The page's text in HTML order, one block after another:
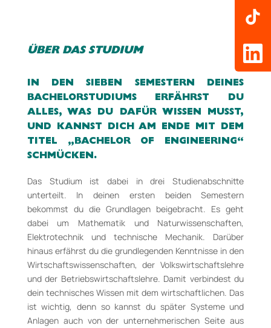
ÜBER DAS STUDIUM
IN DEN SIEBEN SEMESTERN DEINES
BACHELORSTUDIUMS ERFÄHRST DU
ALLES, WAS DU DAFÜR WISSEN MUSST,
UND KANNST DICH AM ENDE MIT DEM
TITEL „BACHELOR OF ENGINEERING“
SCHMÜCKEN.
Das Studium ist dabei in drei Studienabschnitte
unterteilt. In deinen ersten beiden Semestern
bekommst du die Grundlagen beigebracht. Es geht
dabei um Mathematik und Naturwissenschaften,
Elektrotechnik und technische Mechanik. Darüber
hinaus erfährst du die grundlegenden Kenntnisse in den
Wirtschaftswissenschaften, der Volkswirtschaftslehre
und der Betriebswirtschaftslehre. Damit verbindest du
dein technisches Wissen mit dem wirtschaftlichen. Das
ist wichtig, denn so kannst du später Systeme und
Anlagen auch von der unternehmerischen Seite aus